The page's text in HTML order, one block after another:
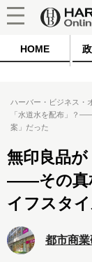
HOME
ハーバー・ビジネス・
「水道水を配布」？
案」だった
無印良品が
――その真
イフスタ
都市商